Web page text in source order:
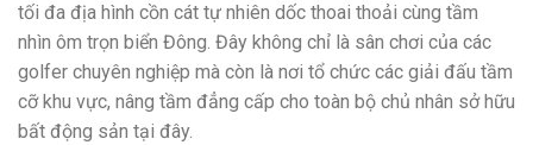
tối đa địa hình cồn cát tự nhiên dốc thoai thoải cùng tầm
nhìn ôm trọn biển Đông. Đây không chỉ là sân chơi của các
golfer chuyên nghiệp mà còn là nơi tổ chức các giải đấu tầm
cỡ khu vực, nâng tầm đẳng cấp cho toàn bộ chủ nhân sở hữu
bất động sản tại đây.